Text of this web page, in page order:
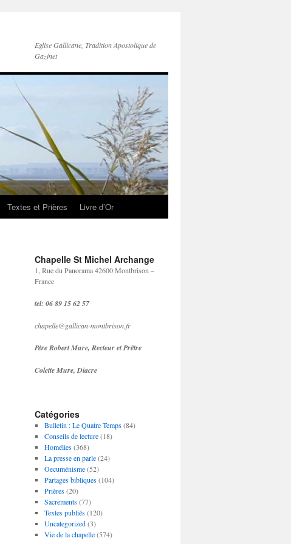
Eglise Gallicane, Tradition Apostolique de
Gazinet
Textes et Prières Livre d’Or
Chapelle St Michel Archange
1, Rue du Panorama 42600 Montbrison –
France
tel: 06 89 15 62 57
chapelle@gallican-montbrison.fr
Père Robert Mure, Recteur et Prêtre
Colette Mure, Diacre
Catégories
Bulletin : Le Quatre Temps(84)
Conseils de lecture(18)
Homélies(368)
La presse en parle(24)
Oecuménisme(52)
Partages bibliques(104)
Prières(20)
Sacrements(77)
Textes publiés(120)
Uncategorized(3)
Vie de la chapelle(574)